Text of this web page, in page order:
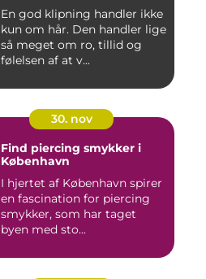
En god klipning handler ikke
kun om hår. Den handler lige
så meget om ro, tillid og
følelsen af at v...
30. nov
Find piercing smykker i
København
I hjertet af København spirer
en fascination for piercing
smykker, som har taget
byen med sto...